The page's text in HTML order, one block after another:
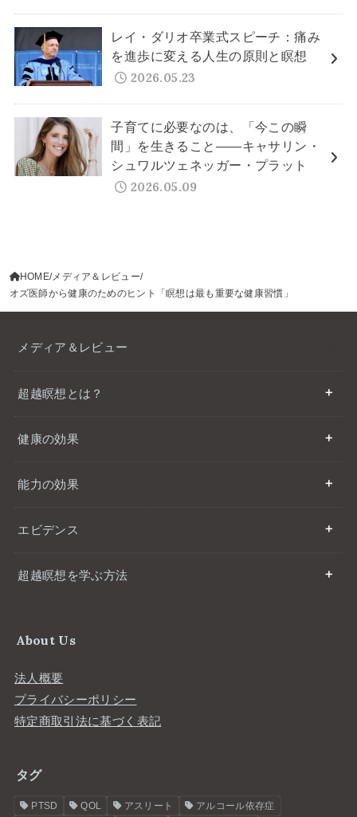
レイ・ダリオ卒業式スピーチ：痛み
を進歩に変える人生の原則と瞑想
2026.05.23
子育てに必要なのは、「今この瞬
間」を生きること——キャサリン・
シュワルツェネッガー・プラット
2026.05.09
HOME メディア＆レビュー
オズ医師から健康のためのヒント「瞑想は最も重要な健康習慣」
メディア＆レビュー
超越瞑想とは？
健康の効果
能力の効果
エビデンス
超越瞑想を学ぶ方法
About Us
法人概要
プライバシーポリシー
特定商取引法に基づく表記
タグ
PTSD QOL アスリート アルコール依存症